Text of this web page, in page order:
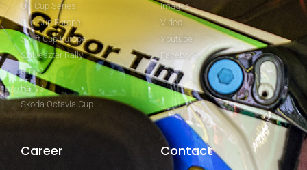
GT Cup Series
Clio Cup Europe
Swift Cup Europe
Szilveszter Rally
Rally2
Rally3
Skoda Octavia Cup
Images
Video
Youtube
Facebook
Career Contact